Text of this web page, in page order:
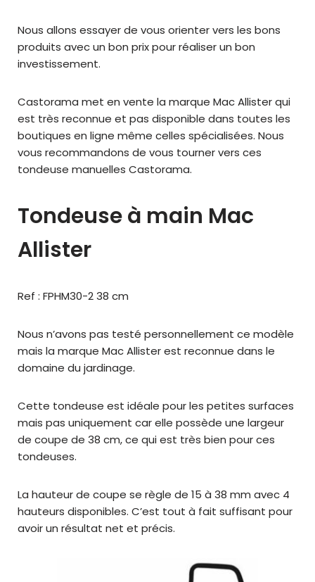
Nous allons essayer de vous orienter vers les bons
produits avec un bon prix pour réaliser un bon
investissement.
Castorama met en vente la marque Mac Allister qui
est très reconnue et pas disponible dans toutes les
boutiques en ligne même celles spécialisées. Nous
vous recommandons de vous tourner vers ces
tondeuse manuelles Castorama.
Tondeuse à main Mac
Allister
Ref : FPHM30-2 38 cm
Nous n’avons pas testé personnellement ce modèle
mais la marque Mac Allister est reconnue dans le
domaine du jardinage.
Cette tondeuse est idéale pour les petites surfaces
mais pas uniquement car elle possède une largeur
de coupe de 38 cm, ce qui est très bien pour ces
tondeuses.
La hauteur de coupe se règle de 15 à 38 mm avec 4
hauteurs disponibles. C’est tout à fait suffisant pour
avoir un résultat net et précis.